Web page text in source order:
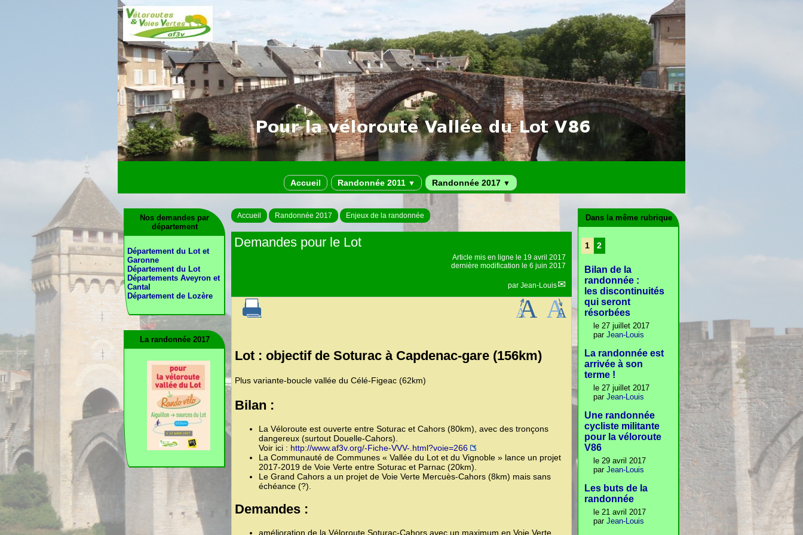
Accueil Randonnée 2011 ▼ Randonnée 2017 ▼
Accueil Randonnée 2017 Enjeux de la randonnée
Demandes pour le Lot
Article mis en ligne le 19 avril 2017
dernière modification le 6 juin 2017
par Jean-Louis
Lot : objectif de Soturac à Capdenac-gare (156km)
Plus variante-boucle vallée du Célé-Figeac (62km)
Bilan :
La Véloroute est ouverte entre Soturac et Cahors (80km), avec des tronçons
dangereux (surtout Douelle-Cahors).
Voir ici : http://www.af3v.org/-Fiche-VVV-.html?voie=266
La Communauté de Communes « Vallée du Lot et du Vignoble » lance un projet
2017-2019 de Voie Verte entre Soturac et Parnac (20km).
Le Grand Cahors a un projet de Voie Verte Mercuès-Cahors (8km) mais sans
échéance (?).
Demandes :
amélioration de la Véloroute Soturac-Cahors avec un maximum en Voie Verte
Nos demandes par
département
Département du Lot et
Garonne
Département du Lot
Départements Aveyron et
Cantal
Département de Lozère
La randonnée 2017
Dans la même rubrique
1 2
Bilan de la
randonnée :
les discontinuités
qui seront
résorbées
le 27 juillet 2017
par Jean-Louis
La randonnée est
arrivée à son
terme !
le 27 juillet 2017
par Jean-Louis
Une randonnée
cycliste militante
pour la véloroute
V86
le 29 avril 2017
par Jean-Louis
Les buts de la
randonnée
le 21 avril 2017
par Jean-Louis